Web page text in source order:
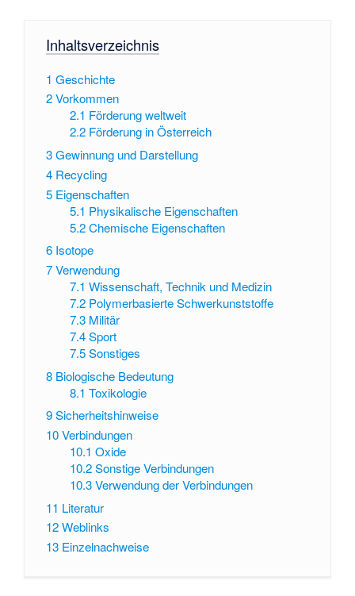
Inhaltsverzeichnis
1 Geschichte
2Vorkommen
2.1 Förderung weltweit
2.2 Förderung in Österreich
3Gewinnung und Darstellung
4 Recycling
5 Eigenschaften
5.1 Physikalische Eigenschaften
5.2 Chemische Eigenschaften
6 Isotope
7Verwendung
7.1 Wissenschaft, Technik und Medizin
7.2 Polymerbasierte Schwerkunststoffe
7.3 Militär
7.4 Sport
7.5 Sonstiges
8 Biologische Bedeutung
8.1 Toxikologie
9Sicherheitshinweise
10Verbindungen
10.1 Oxide
10.2 Sonstige Verbindungen
10.3 Verwendung der Verbindungen
11 Literatur
12Weblinks
13 Einzelnachweise